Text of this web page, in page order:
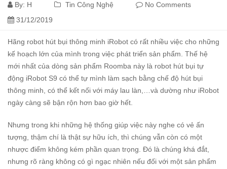
By: H Tin Công Nghệ
No Comments
31/12/2019
Hãng robot hút bụi thông minh iRobot có rất nhiều việc cho những
kế hoạch lớn của mình trong việc phát triển sản phẩm. Thế hệ
mới nhất của dòng sản phẩm Roomba này là robot hút bụi tự
động iRobot S9 có thể tự mình làm sạch bằng chế độ hút bụi
thông minh, có thể kết nối với máy lau làn,…và dường như iRobot
ngày càng sẽ bận rộn hơn bao giờ hết.
Nhưng trong khi những hệ thống giúp việc này nghe có vẻ ấn
tượng, thậm chí là thật sự hữu ích, thì chúng vẫn còn có một
nhược điểm không kém phần quan trọng. Đó là chúng khá đắt,
nhưng rõ ràng không có gì ngạc nhiên nếu đối với một sản phẩm